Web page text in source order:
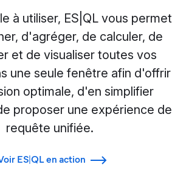
à utiliser, ES|QL vous permet
d'agréger, de calculer, de
et de visualiser toutes vos
une seule fenêtre afin d'offrir
optimale, d'en simplifier
proposer une expérience de
requête unifiée.
ES|QL en action